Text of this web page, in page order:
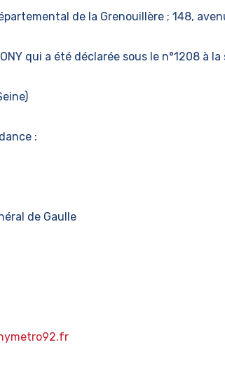
de la Grenouillère ; 148,
qui a été déclarée sous le n°1208 à
:
de Gaulle